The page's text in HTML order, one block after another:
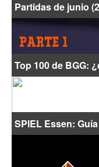
Partidas de junio
Top 100 de BGG:
SPIEL Essen: